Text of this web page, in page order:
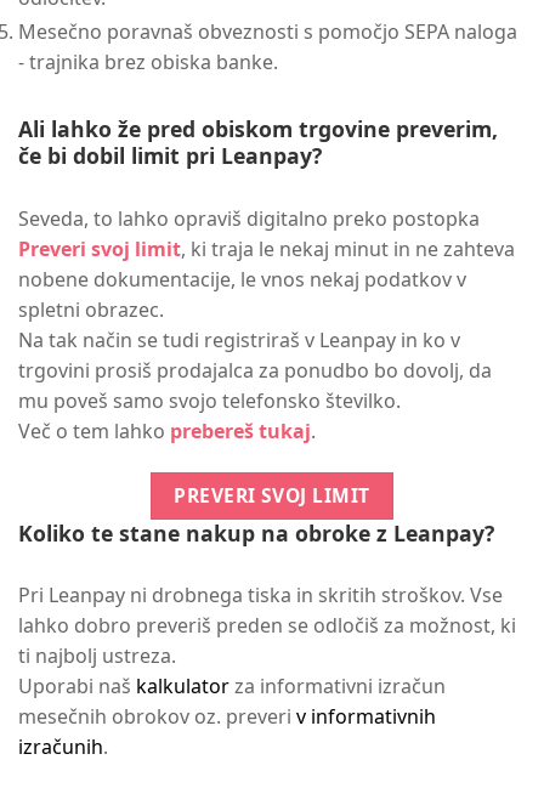
Mesečno poravnaš obveznosti s pomočjo SEPA naloga
- trajnika brez obiska banke.
Ali lahko že pred obiskom trgovine preverim,
če bi dobil limit pri Leanpay?
Seveda, to lahko opraviš digitalno preko postopka
Preveri svoj limit, ki traja le nekaj minut in ne zahteva
nobene dokumentacije, le vnos nekaj podatkov v
spletni obrazec.
Na tak način se tudi registriraš v Leanpay in ko v
trgovini prosiš prodajalca za ponudbo bo dovolj, da
mu poveš samo svojo telefonsko številko.
Več o tem lahko prebereš tukaj.
PREVERI SVOJ LIMIT
Koliko te stane nakup na obroke z Leanpay?
Pri Leanpay ni drobnega tiska in skritih stroškov. Vse
lahko dobro preveriš preden se odločiš za možnost, ki
ti najbolj ustreza.
Uporabi naš kalkulatorza informativni izračun
mesečnih obrokov oz. preveri v informativnih
izračunih.